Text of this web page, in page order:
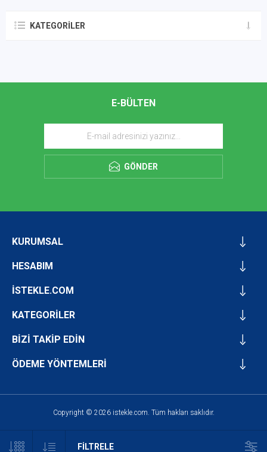
FILTRELE
KATEGORILER
E-BÜLTEN
GÖNDER
KURUMSAL
HESABIM
İSTEKLE.COM
KATEGORİLER
BİZİ TAKİP EDİN
ÖDEME YÖNTEMLERİ
Copyright © 2026 istekle.com. Tüm hakları saklıdır.